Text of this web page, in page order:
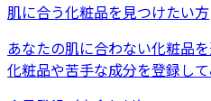
肌に合う化粧品を見つけたい方
あなたの肌に合わない化粧品
化粧品や苦手な成分を登録し